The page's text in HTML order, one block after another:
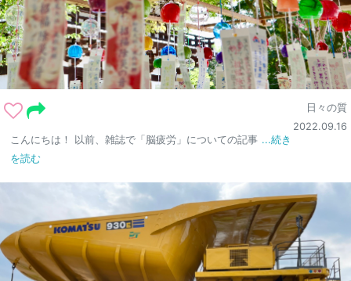
日々の質
2022.09.16
こんにちは！ 以前、雑誌で「脳疲労」についての記事 ...続き
を読む